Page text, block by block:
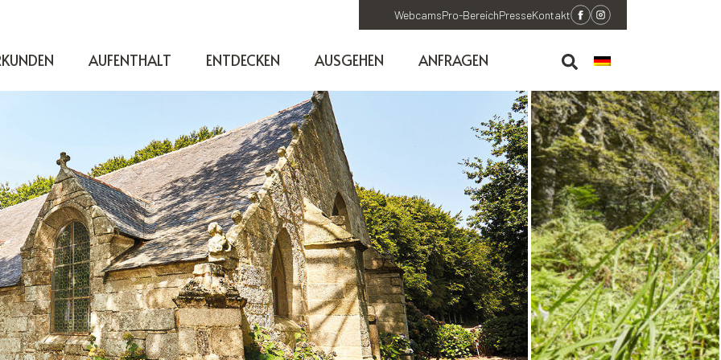
WebcamsPro-BereichPresseKontakt
AUFENTHALT ENTDECKEN AUSGEHEN ANFRAGEN